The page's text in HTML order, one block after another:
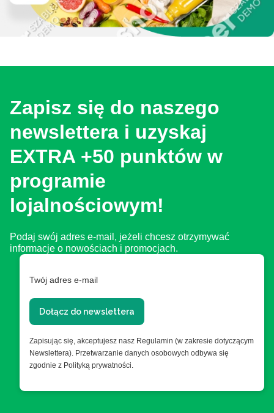
Zapisz się do naszego
newslettera i uzyskaj
EXTRA +50 punktów w
programie
lojalnościowym!
Podaj swój adres e-mail, jeżeli chcesz otrzymywać
informacje o nowościach i promocjach.
Twój adres e-mail
Dołącz do newslettera
Zapisując się, akceptujesz nasz Regulamin (w zakresie dotyczącym
Newslettera). Przetwarzanie danych osobowych odbywa się
zgodnie z Polityką prywatności.